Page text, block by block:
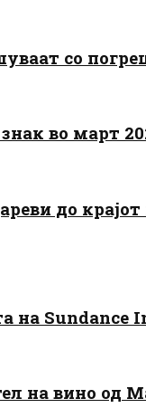
со
во март
до
на Sundance
на вино